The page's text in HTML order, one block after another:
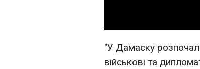
"У Дамаску
військові та